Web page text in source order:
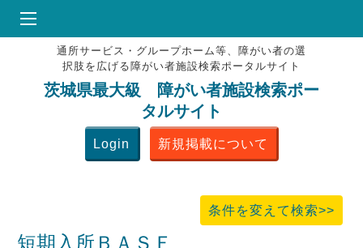
HOME
♥お気にりブックマーク
掲載会員MENU
よくある質問
通所サービス・グループホーム等、障がい者の選
択肢を広げる障がい者施設検索ポータルサイト
茨城県最大級 障がい者施設検索ポー
タルサイト
Login 新規掲載について
条件を変えて検索>>
短期入所ＢＡＳＥ